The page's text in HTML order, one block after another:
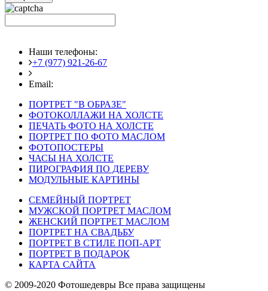
Наши телефоны:
+7 (977) 921-26-67
Email:
ПОРТРЕТ "В ОБРАЗЕ"
ФОТОКОЛЛАЖИ НА ХОЛСТЕ
ПЕЧАТЬ ФОТО НА ХОЛСТЕ
ПОРТРЕТ ПО ФОТО МАСЛОМ
ФОТОПОСТЕРЫ
ЧАСЫ НА ХОЛСТЕ
ПИРОГРАФИЯ ПО ДЕРЕВУ
МОДУЛЬНЫЕ КАРТИНЫ
СЕМЕЙНЫЙ ПОРТРЕТ
МУЖСКОЙ ПОРТРЕТ МАСЛОМ
ЖЕНСКИЙ ПОРТРЕТ МАСЛОМ
ПОРТРЕТ НА СВАДЬБУ
ПОРТРЕТ В СТИЛЕ ПОП-АРТ
ПОРТРЕТ В ПОДАРОК
КАРТА САЙТА
© 2009-2020 Фотошедевры Все права защищены